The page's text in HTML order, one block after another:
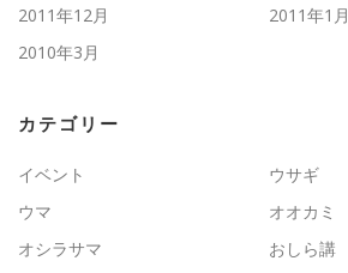
2011年12月
2011年1月
2010年3月
カテゴリー
イベント
ウサギ
ウマ
オオカミ
オシラサマ
おしら講